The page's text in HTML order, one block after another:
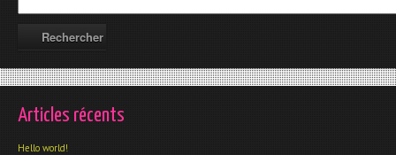
Articles récents
Hello world!